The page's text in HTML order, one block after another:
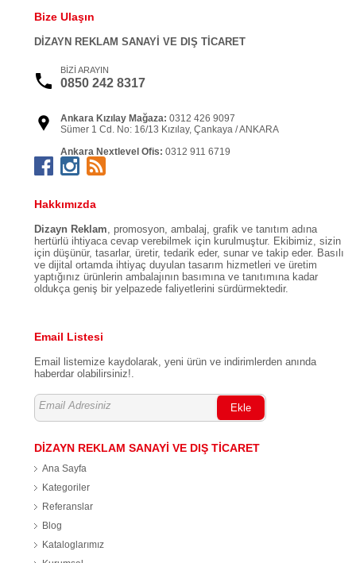
Bize Ulaşın
DİZAYN REKLAM SANAYİ VE DIŞ TİCARET
BİZİ ARAYIN
0850 242 8317
Ankara Kızılay Mağaza: 0312 426 9097
Sümer 1 Cd. No: 16/13 Kızılay, Çankaya / ANKARA
Ankara Nextlevel Ofis: 0312 911 6719
Kızılırmak Mah. Dumlupınar Bulv. NEXTLEVEL Tower
No:3-A D: 10 Söğütözü Çankaya / ANKARA
İzzetpaşa Mahallesi, Yeni Yol Caddesi, Nurol Tower Şişli
Hakkımızda
Dizayn Reklam , promosyon, ambalaj, grafik ve tanıtım adına
hertürlü ihtiyaca cevap verebilmek için kurulmuştur. Ekibimiz, sizin
için düşünür, tasarlar, üretir, tedarik eder, sunar ve takip eder. Basılı
ve dijital ortamda ihtiyaç duyulan tasarım hizmetleri ve üretim
yaptığınız ürünlerin ambalajının basımına ve tanıtımına kadar
oldukça geniş bir yelpazede faliyetlerini sürdürmektedir.
Email Listesi
Email listemize kaydolarak, yeni ürün ve indirimlerden anında
haberdar olabilirsiniz!.
Ekle
DİZAYN REKLAM SANAYİ VE DIŞ TİCARET
Ana Sayfa
Kategoriler
Referanslar
Blog
Kataloglarımız